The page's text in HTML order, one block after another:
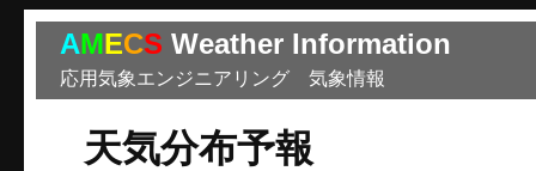
AMECS Weather Information
応用気象エンジニアリング 気象情報
天気分布予報